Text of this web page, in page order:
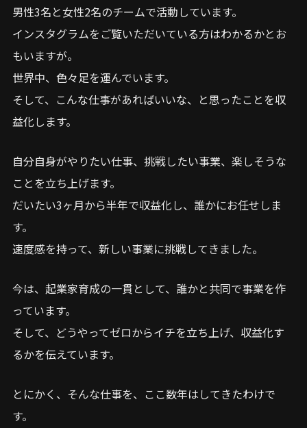
男性3名と女性2名のチームで活動しています。
インスタグラムをご覧いただいている方はわかるかとお
もいますが。
世界中、色々足を運んでいます。
そして、こんな仕事があればいいな、と思ったことを収
益化します。
自分自身がやりたい仕事、挑戦したい事業、楽しそうな
ことを立ち上げます。
だいたい3ヶ月から半年で収益化し、誰かにお任せしま
す。
速度感を持って、新しい事業に挑戦してきました。
今は、起業家育成の一貫として、誰かと共同で事業を作
っています。
そして、どうやってゼロからイチを立ち上げ、収益化す
るかを伝えています。
とにかく、そんな仕事を、ここ数年はしてきたわけで
す。